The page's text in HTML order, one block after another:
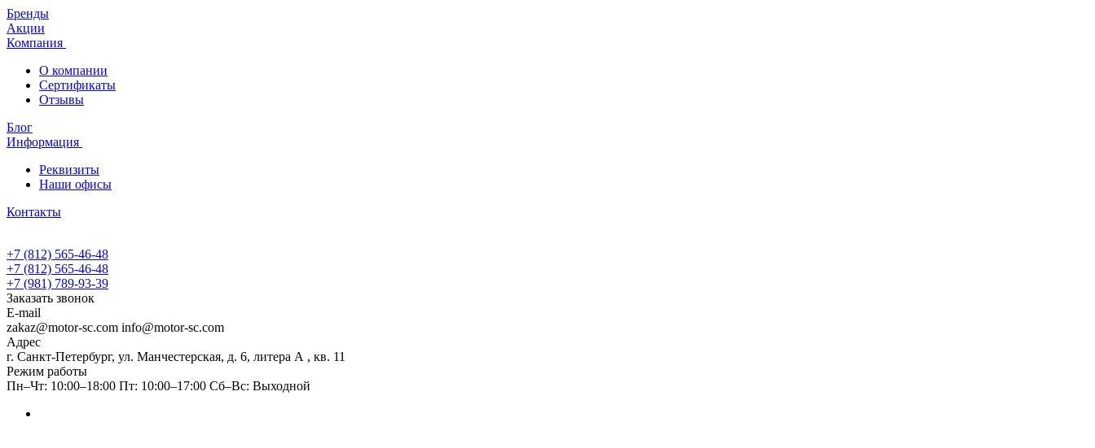
Бренды
Акции
Компания
О компании
Сертификаты
Отзывы
Блог
Информация
Реквизиты
Наши офисы
Контакты
+7 (812) 565-46-48
+7 (812) 565-46-48
+7 (981) 789-93-39
Заказать звонок
E-mail
zakaz@motor-sc.com info@motor-sc.com
Адрес
г. Санкт-Петербург, ул. Манчестерская, д. 6, литера А , кв. 11
Режим работы
Пн–Чт: 10:00–18:00 Пт: 10:00–17:00 Сб–Вс: Выходной